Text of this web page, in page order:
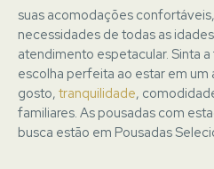
suas acomodações
necessidades de todas as
atendimento espetacular. Sinta
escolha perfeita ao estar em
gosto, tranquilidade,
familiares. As pousadas com
busca estão em Pousadas